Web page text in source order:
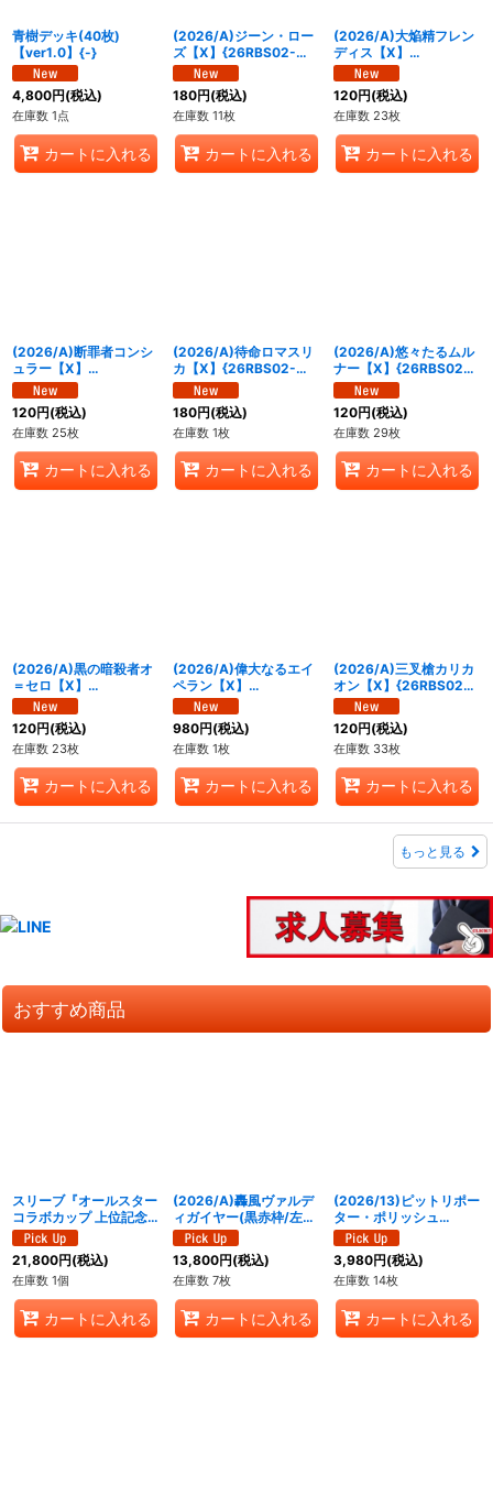
青樹デッキ(40枚)
【ver1.0】{-}
4,800円(税込)
在庫数 1点
カートに入れる
(2026/A)ジーン・ロー
ズ【X】{26RBS02-
X01}《赤》
180円(税込)
在庫数 11枚
カートに入れる
(2026/A)大焔精フレン
ディス【X】
{26RBS02-X02}《赤》
120円(税込)
在庫数 23枚
カートに入れる
(2026/A)断罪者コンシ
ュラー【X】
{26RBS02-X03}《赤》
120円(税込)
在庫数 25枚
カートに入れる
(2026/A)待命ロマスリ
カ【X】{26RBS02-
X04}《紫》
180円(税込)
在庫数 1枚
カートに入れる
(2026/A)悠々たるムル
ナー【X】{26RBS02-
X05}《紫》
120円(税込)
在庫数 29枚
カートに入れる
(2026/A)黒の暗殺者オ
＝セロ【X】
{26RBS02-X06}《紫》
120円(税込)
在庫数 23枚
カートに入れる
(2026/A)偉大なるエイ
ペラン【X】
{26RBS02-X07}《緑》
980円(税込)
在庫数 1枚
カートに入れる
(2026/A)三叉槍カリカ
オン【X】{26RBS02-
X08}《緑》
120円(税込)
在庫数 33枚
カートに入れる
もっと見る
おすすめ商品
スリーブ『オールスター
コラボカップ 上位記念
品』50枚【-】{-}《サプ
ライ》
21,800円(税込)
在庫数 1個
カートに入れる
(2026/A)轟風ヴァルデ
ィガイヤー(黒赤枠/左手
玉/NOTFORSALE)
【X】{26RBS01-X03}
《赤》
13,800円(税込)
在庫数 7枚
カートに入れる
(2026/13)ピットリポー
ター・ポリッシュ
【PX】{PX26-02}
《多》
3,980円(税込)
在庫数 14枚
カートに入れる